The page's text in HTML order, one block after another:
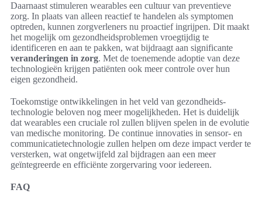
Daarnaast stimuleren wearables een cultuur van preventieve
zorg. In plaats van alleen reactief te handelen als symptomen
optreden, kunnen zorgverleners nu proactief ingrijpen. Dit maakt
het mogelijk om gezondheidsproblemen vroegtijdig te
identificeren en aan te pakken, wat bijdraagt aan significante
veranderingen in zorg. Met de toenemende adoptie van deze
technologieën krijgen patiënten ook meer controle over hun
eigen gezondheid.
Toekomstige ontwikkelingen in het veld van gezondheids-
technologie beloven nog meer mogelijkheden. Het is duidelijk
dat wearables een cruciale rol zullen blijven spelen in de evolutie
van medische monitoring. De continue innovaties in sensor- en
communicatietechnologie zullen helpen om deze impact verder te
versterken, wat ongetwijfeld zal bijdragen aan een meer
geïntegreerde en efficiënte zorgervaring voor iedereen.
FAQ